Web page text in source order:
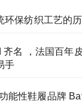
环保纺织工艺的
齐名 ，法国百年
手
能性鞋履品牌